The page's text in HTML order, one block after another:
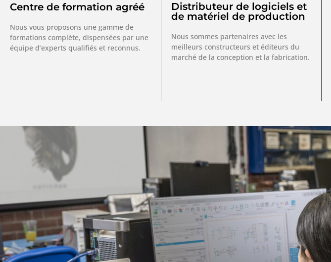
Centre de formation agréé
Nous vous proposons une gamme de
formations complète, dispensées par une
équipe d’experts qualifiés et reconnus.
Distributeur de logiciels et
de matériel de production
Nous sommes partenaires avec les
meilleurs constructeurs et éditeurs du
marché de la conception et la fabrication.